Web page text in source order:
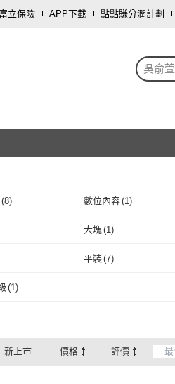
立保險 APP下載 點點賺分潤計劃
吳俞萱
(8) 數位內容(1)
大塊 (1)
股份有限公司 大塊
動股份有限公
平裝(7)
) (1)
新上市 價格 評價